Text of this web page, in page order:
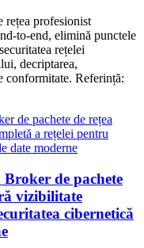
rețea profesionist
to-end, elimină punctele
rețelei
decriptarea,
conformitate. Referință:
de pachete
vizibilitate
cibernetică